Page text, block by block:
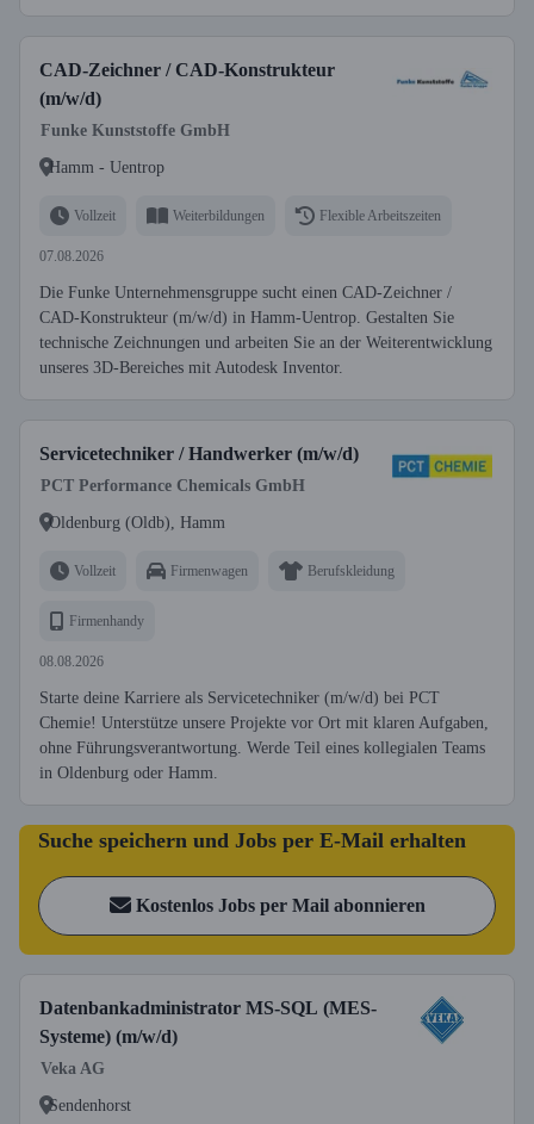
CAD-Zeichner / CAD-Konstrukteur
(m/w/d)
Funke Kunststoffe GmbH
Hamm - Uentrop
Vollzeit Weiterbildungen Flexible Arbeitszeiten
07.08.2026
Die Funke Unternehmensgruppe sucht einen CAD-Zeichner /
CAD-Konstrukteur (m/w/d) in Hamm-Uentrop. Gestalten Sie
technische Zeichnungen und arbeiten Sie an der Weiterentwicklung
unseres 3D-Bereiches mit Autodesk Inventor.
Servicetechniker / Handwerker (m/w/d)
PCT Performance Chemicals GmbH
Oldenburg (Oldb), Hamm
Vollzeit Firmenwagen Berufskleidung
Firmenhandy
08.08.2026
Starte deine Karriere als Servicetechniker (m/w/d) bei PCT
Chemie! Unterstütze unsere Projekte vor Ort mit klaren Aufgaben,
ohne Führungsverantwortung. Werde Teil eines kollegialen Teams
in Oldenburg oder Hamm.
Suche speichern und Jobs per E-Mail erhalten
Kostenlos Jobs per Mail abonnieren
Datenbankadministrator MS-SQL (MES-
Systeme) (m/w/d)
Veka AG
Sendenhorst